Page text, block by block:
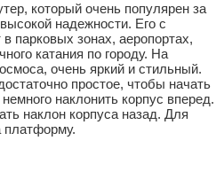
который очень популярен за
надежности. Его с
парковых зонах, аеропортах,
катания по городу. На
очень яркий и стильный.
простое, чтобы начать
наклонить корпус вперед.
наклон корпуса назад. Для
платформу.